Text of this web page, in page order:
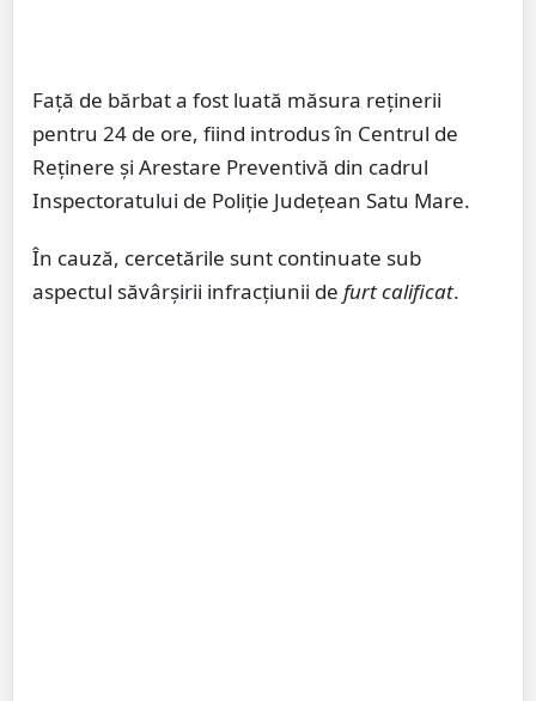
Față de bărbat a fost luată măsura reținerii
pentru 24 de ore, fiind introdus în Centrul de
Reținere și Arestare Preventivă din cadrul
Inspectoratului de Poliție Județean Satu Mare.
În cauză, cercetările sunt continuate sub
aspectul săvârșirii infracțiunii de furt calificat.